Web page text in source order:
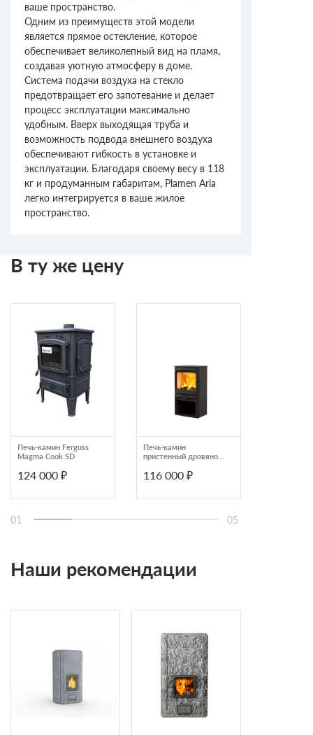
ваше пространство.
Одним из преимуществ этой модели
является прямое остекление, которое
обеспечивает великолепный вид на пламя,
создавая уютную атмосферу в доме.
Система подачи воздуха на стекло
предотвращает его запотевание и делает
процесс эксплуатации максимально
удобным. Вверх выходящая труба и
возможность подвода внешнего воздуха
обеспечивают гибкость в установке и
эксплуатации. Благодаря своему весу в 118
кг и продуманным габаритам, Plamen Aria
легко интегрируется в ваше жилое
пространство.
В ту же цену
Печь-камин Ferguss
Magma Cook SD
124 000 ₽
Печь-камин
пристенный дровяной
AST4QC6132455
116 000 ₽
01 05
Наши рекомендации